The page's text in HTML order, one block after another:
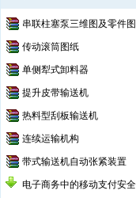
串联柱塞泵三维图及零件图
传动滚筒图纸
单侧犁式卸料器
提升皮带输送机
热料型刮板输送机
连续运输机构
带式输送机自动张紧装置
电子商务中的移动支付安